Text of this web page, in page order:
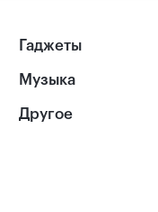
Гаджеты
Музыка
Другое